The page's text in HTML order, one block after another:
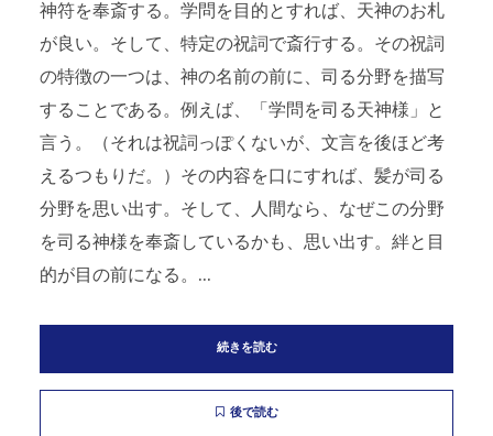
神符を奉斎する。学問を目的とすれば、天神のお札
が良い。そして、特定の祝詞で斎行する。その祝詞
の特徴の一つは、神の名前の前に、司る分野を描写
することである。例えば、「学問を司る天神様」と
言う。（それは祝詞っぽくないが、文言を後ほど考
えるつもりだ。）その内容を口にすれば、髪が司る
分野を思い出す。そして、人間なら、なぜこの分野
を司る神様を奉斎しているかも、思い出す。絆と目
的が目の前になる。...
続きを読む
後で読む